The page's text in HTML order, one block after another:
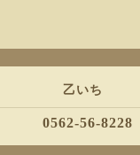
乙いち
0562-56-8228